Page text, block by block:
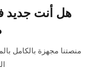
منصتنا مجهزة بالكامل